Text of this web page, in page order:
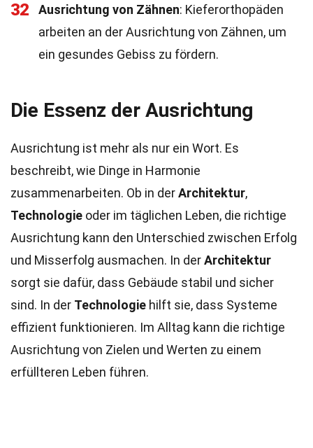
32 Ausrichtung von Zähnen: Kieferorthopäden
arbeiten an der Ausrichtung von Zähnen, um
ein gesundes Gebiss zu fördern.
Die Essenz der Ausrichtung
Ausrichtung ist mehr als nur ein Wort. Es
beschreibt, wie Dinge in Harmonie
zusammenarbeiten. Ob in derArchitektur,
Technologie oder im täglichen Leben, die richtige
Ausrichtung kann den Unterschied zwischen Erfolg
und Misserfolg ausmachen. In derArchitektur
sorgt sie dafür, dass Gebäude stabil und sicher
sind. In der Technologie hilft sie, dass Systeme
effizient funktionieren. Im Alltag kann die richtige
Ausrichtung von Zielen und Werten zu einem
erfüllteren Leben führen.